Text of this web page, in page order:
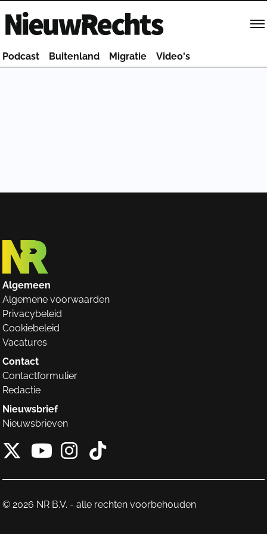
Homepage van NieuwRechts
Podcast Buitenland Migratie Video's
Algemeen
Algemene voorwaarden
Privacybeleid
Cookiebeleid
Vacatures
Contact
Contactformulier
Redactie
Nieuwsbrief
Nieuwsbrieven
X van NieuwRechts
Instagram van
Tiktok van
© 2026 NR B.V. - alle rechten voorbehouden